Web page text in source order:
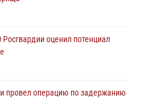
оценил потенциал
провел операцию по задержанию